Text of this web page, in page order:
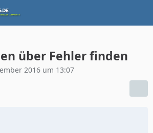
über Fehler finden
2016 um 13:07